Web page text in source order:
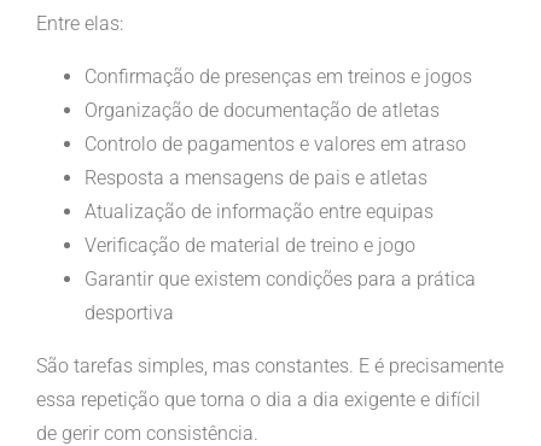
Entre elas:
Confirmação de presenças em treinos e jogos
Organização de documentação de atletas
Controlo de pagamentos e valores em atraso
Resposta a mensagens de pais e atletas
Atualização de informação entre equipas
Verificação de material de treino e jogo
Garantir que existem condições para a prática
desportiva
São tarefas simples, mas constantes. E é precisamente
essa repetição que torna o dia a dia exigente e difícil
de gerir com consistência.